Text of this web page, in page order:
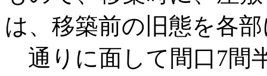
は、移築前の旧態を各
通りに面して間口7間